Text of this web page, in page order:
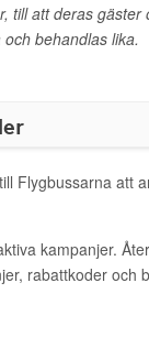
till att deras gäster
behandlas lika.
Flygbussarna att
kampanjer.
rabattkoder och